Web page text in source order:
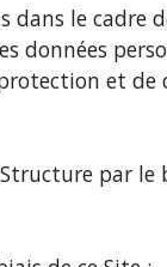
dans le cadre
données
et
par le